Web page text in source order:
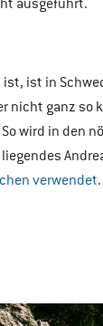
ist, ist in
nicht ganz so
wird in den
verwendet.